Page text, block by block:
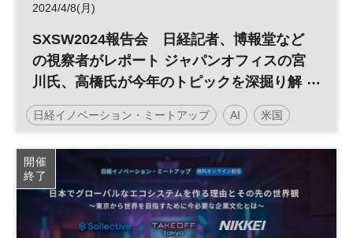
2024/4/8(月)
SXSW2024報告会 日経記者、博報堂など
の視察者がレポート ジャパンオフィスの宮
川氏、高橋氏が今年のトピックを深掘り解
説 無料オンライン配信
日経イノベーション・ミートアップ AI 米国
SXSW デジタルトランスフォーメーション
テクノロジー
デジタル 平日夜開催
開催
終了